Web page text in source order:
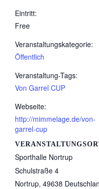
Eintritt:
Free
Veranstaltungskategorie:
Öffentlich
Veranstaltung-Tags:
Von Garrel CUP
Webseite:
http://mimmelage.de/von-
garrel-cup
Sporthalle Nortrup
Schulstraße 4
Nortrup, 49638